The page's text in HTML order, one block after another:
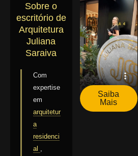
Sobre o
escritório de
Arquitetura
Juliana
Saraiva
Com
expertise
em
arquitetur
a
residenci
al
Saiba
Mais